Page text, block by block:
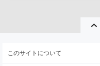
このサイトについて